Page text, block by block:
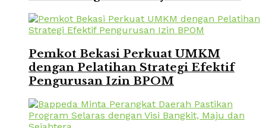
Pemkot Bekasi Perkuat UMKM
dengan Pelatihan Strategi Efektif
Pengurusan Izin BPOM